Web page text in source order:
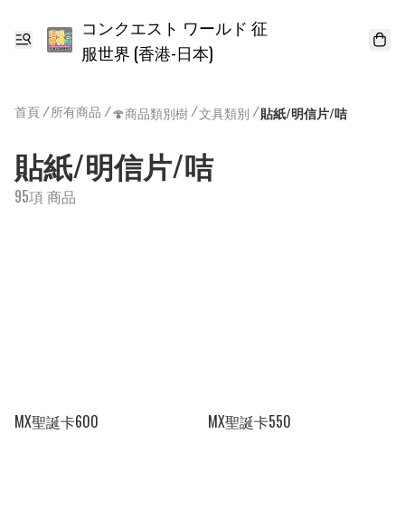
コンクエスト ワールド 征
服世界 (香港-日本)
首頁/所有商品 /🍄商品類別樹/文具類別 /貼紙/明信片/咭
貼紙/明信片/咭
95項 商品
MX聖誕卡600 MX聖誕卡550